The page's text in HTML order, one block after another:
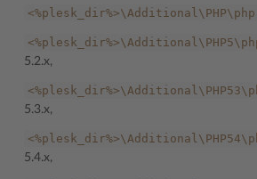
5.2.x,
5.3.x,
5.4.x,